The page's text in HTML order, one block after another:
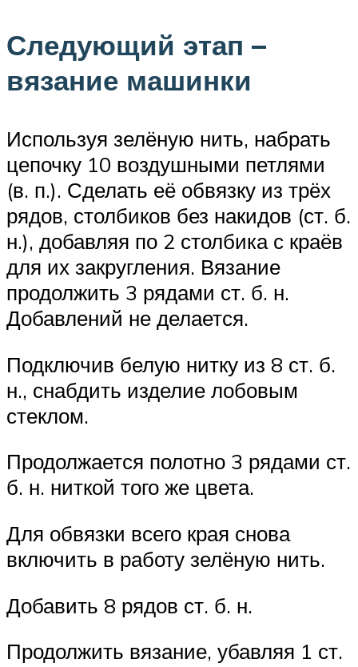
Следующий этап –
вязание машинки
Используя зелёную нить, набрать
цепочку 10 воздушными петлями
(в. п.). Сделать её обвязку из трёх
рядов, столбиков без накидов (ст. б.
н.), добавляя по 2 столбика с краёв
для их закругления. Вязание
продолжить 3 рядами ст. б. н.
Добавлений не делается.
Подключив белую нитку из 8 ст. б.
н., снабдить изделие лобовым
стеклом.
Продолжается полотно 3 рядами ст.
б. н. ниткой того же цвета.
Для обвязки всего края снова
включить в работу зелёную нить.
Добавить 8 рядов ст. б. н.
Продолжить вязание, убавляя 1 ст.